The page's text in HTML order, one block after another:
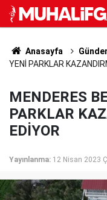
Anasayfa
YENİ PARKLAR
MENDERES
PARKLAR
EDİYOR
Yayınlanma: 12 Nisan 2023